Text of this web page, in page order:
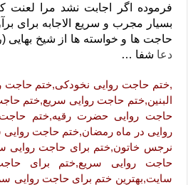
دعای قوی رفع ترس – دعای مجرب
دعا برای پولدار شدن در یک روز –
فرموده اگر اجابت نشد مرا لعنت
بسیار مجرب و سریع الاجابه برای
حاجت ها و خواسته ها از شیخ
دعا شفا …
,ختم حاجت روایی نخودکی,ختم حاجت
البنین,ختم حاجت روایی سریع,ختم
حاجت روایی حضرت رقیه,ختم
روایی در ماه رمضان,ختم حاجت
نرجس خاتون,ختم برای حاجت روایی
حاجت روایی سریع,ختم برای
سایت,بهترین ختم برای حاجت روایی